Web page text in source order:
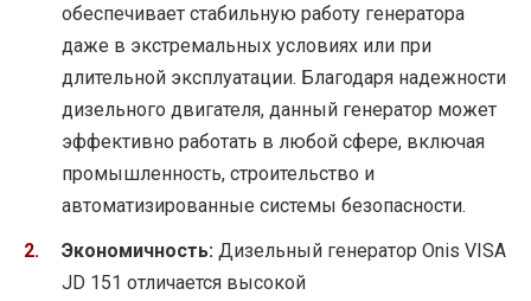
обеспечивает стабильную работу генератора
даже в экстремальных условиях или при
длительной эксплуатации. Благодаря надежности
дизельного двигателя, данный генератор может
эффективно работать в любой сфере, включая
промышленность, строительство и
автоматизированные системы безопасности.
Экономичность: Дизельный генератор Onis VISA
JD 151 отличается высокой